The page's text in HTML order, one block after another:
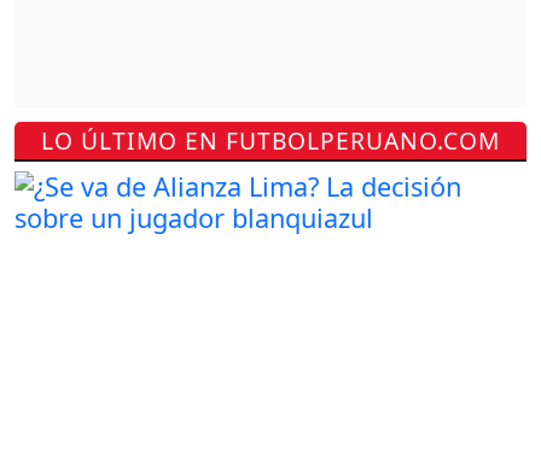
LO ÚLTIMO EN FUTBOLPERUANO.COM